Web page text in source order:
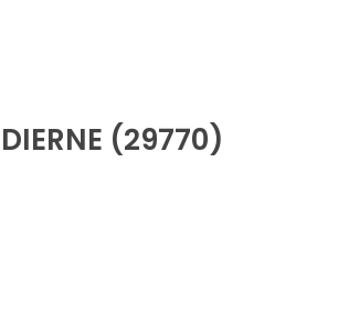
(29770)